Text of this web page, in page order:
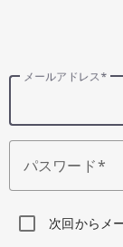
メールアドレス
パスワード
次回からメ